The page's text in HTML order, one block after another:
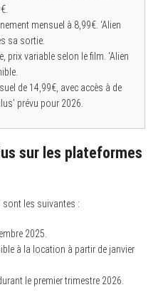
mensuel à 8,99€. ‘Alien
sa sortie.
prix variable selon le film. ‘Alien
de 14,99€, avec accès à de
prévu pour 2026.
sur les plateformes
sont les suivantes :
2025.
à la location à partir de janvier
le premier trimestre 2026.